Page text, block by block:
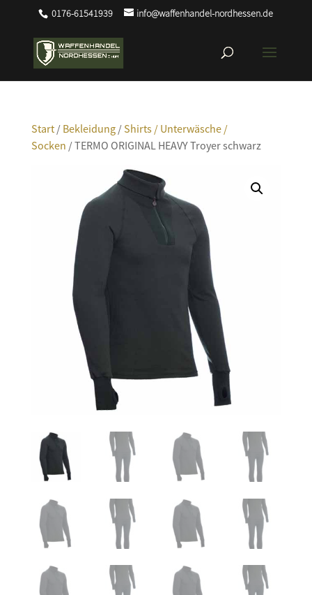
0176-61541939 info@waffenhandel-nordhessen.de
Start/ Bekleidung/ Shirts / Unterwäsche /
Socken / TERMO ORIGINAL HEAVY Troyer schwarz